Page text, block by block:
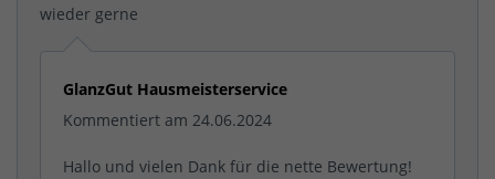
wieder gerne
GlanzGut Hausmeisterservice
Kommentiert am 24.06.2024
Hallo und vielen Dank für die nette Bewertung!